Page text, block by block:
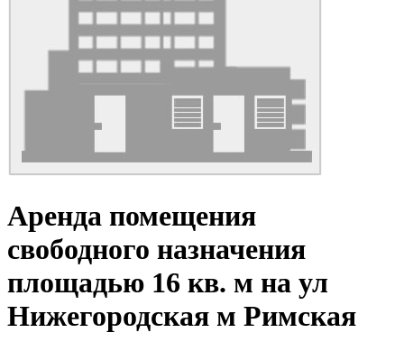
Аренда помещения
свободного назначения
площадью 16 кв. м на ул
Нижегородская м Римская